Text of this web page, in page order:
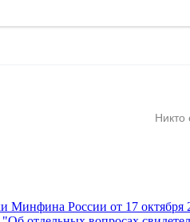
Никто
Минфина России от 17 октября